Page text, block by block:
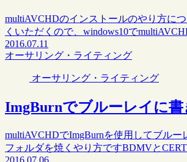
multiAVCHDのインストールのやり方に
くいただくので、windows10で
2016.07.11
オーサリング・ライティング
オーサリング・ライティング
ImgBurnでブルーレイに
multiAVCHDでImgBurnを使用してブル
フォルダを焼くやり方ですBDMVと
2016.07.06